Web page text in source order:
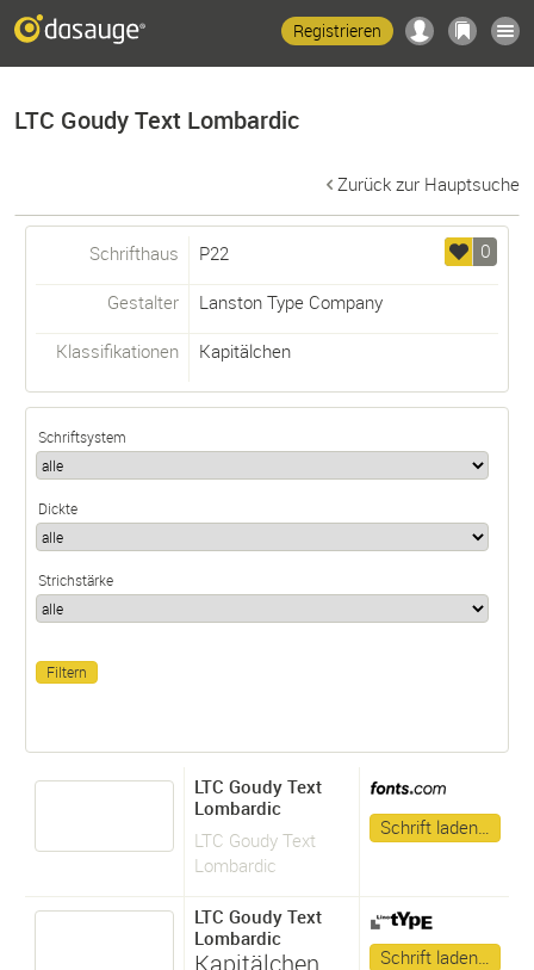
Registrieren
LTC Goudy Text Lombardic
Zurück zur Hauptsuche
0
Schrifthaus P22
Gestalter Lanston Type Company
Klassifikationen Kapitälchen
Schriftsystem
Dickte
Strichstärke
LTC Goudy Text
Lombardic
LTC Goudy Text
Lombardic
Schrift laden…
LTC Goudy Text
Lombardic
Kapitälchen Schrift laden…